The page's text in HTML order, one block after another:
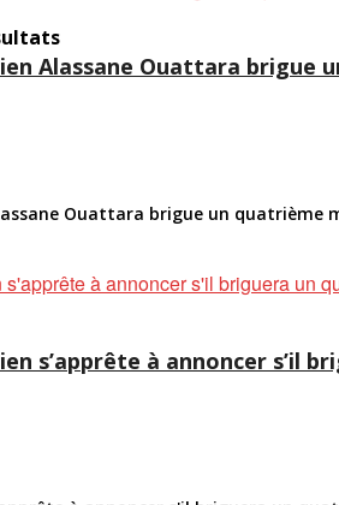
Alassane Ouattara brigue
Ouattara brigue un quatrième
s’apprête à annoncer s’il